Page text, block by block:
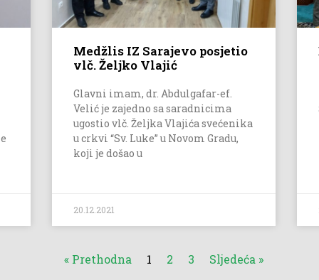
Medžlis IZ Sarajevo posjetio
vlč. Željko Vlajić
Glavni imam, dr. Abdulgafar-ef.
Velić je zajedno sa saradnicima
ugostio vlč. Željka Vlajića svećenika
u crkvi “Sv. Luke” u Novom Gradu,
koji je došao u
20.12.2021
« Prethodna 1 2 3 Sljedeća »